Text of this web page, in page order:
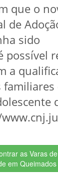
que o
de
sido
possível
a
as Varas
em Queimados